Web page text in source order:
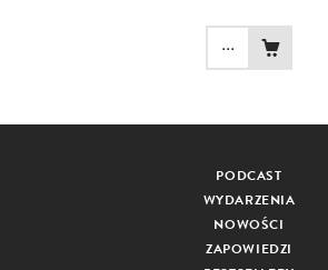
...
PODCAST
WYDARZENIA
NOWOŚCI
ZAPOWIEDZI